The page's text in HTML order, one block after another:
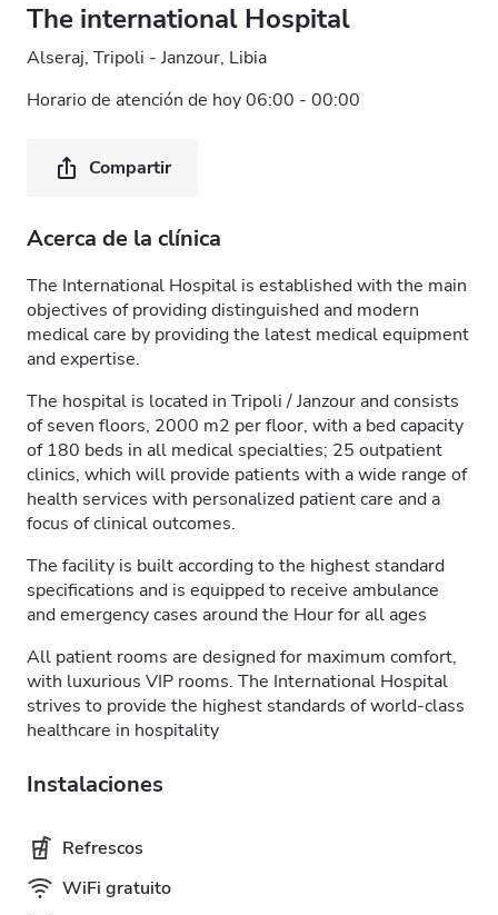
The international Hospital
Alseraj, Tripoli - Janzour, Libia
Horario de atención de hoy 06:00 - 00:00
Compartir
Acerca de la clínica
The International Hospital is established with the main
objectives of providing distinguished and modern
medical care by providing the latest medical equipment
and expertise.
The hospital is located in Tripoli / Janzour and consists
of seven floors, 2000 m2 per floor, with a bed capacity
of 180 beds in all medical specialties; 25 outpatient
clinics, which will provide patients with a wide range of
health services with personalized patient care and a
focus of clinical outcomes.
The facility is built according to the highest standard
specifications and is equipped to receive ambulance
and emergency cases around the Hour for all ages
All patient rooms are designed for maximum comfort,
with luxurious VIP rooms. The International Hospital
strives to provide the highest standards of world-class
healthcare in hospitality
Instalaciones
Refrescos
WiFi gratuito